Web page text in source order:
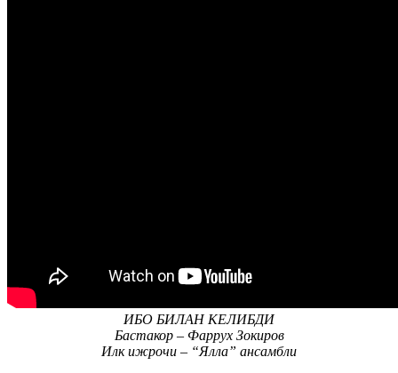
ИБО БИЛАН КЕЛИБДИ
Бастакор – Фаррух Зокиров
Илк ижрочи – “Ялла” ансамбли